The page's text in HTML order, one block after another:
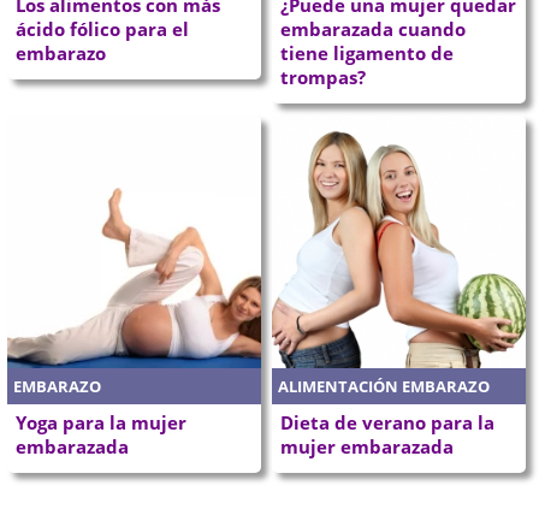
ácido fólico para el
embarazo
embarazada cuando
tiene ligamento de
trompas?
EMBARAZO
Yoga para la mujer
embarazada
ALIMENTACIÓN EMBARAZO
Dieta de verano para la
mujer embarazada